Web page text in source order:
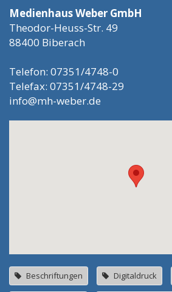
Medienhaus Weber GmbH
Theodor-Heuss-Str. 49
88400 Biberach
Telefon: 07351/4748-0
Telefax: 07351/4748-29
info@mh-weber.de
Beschriftungen Digitaldruck